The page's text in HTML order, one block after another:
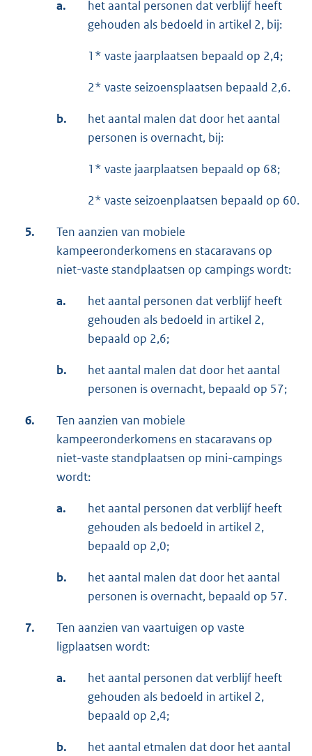
a.
het aantal personen dat verblijf heeft
gehouden als bedoeld in artikel 2, bij:
1* vaste jaarplaatsen bepaald op 2,4;
2* vaste seizoensplaatsen bepaald 2,6.
b.
het aantal malen dat door het aantal
personen is overnacht, bij:
1* vaste jaarplaatsen bepaald op 68;
2* vaste seizoenplaatsen bepaald op 60.
5.
Ten aanzien van mobiele
kampeeronderkomens en stacaravans op
niet-vaste standplaatsen op campings wordt:
a.
het aantal personen dat verblijf heeft
gehouden als bedoeld in artikel 2,
bepaald op 2,6;
b.
het aantal malen dat door het aantal
personen is overnacht, bepaald op 57;
6.
Ten aanzien van mobiele
kampeeronderkomens en stacaravans op
niet-vaste standplaatsen op mini-campings
wordt:
a.
het aantal personen dat verblijf heeft
gehouden als bedoeld in artikel 2,
bepaald op 2,0;
b.
het aantal malen dat door het aantal
personen is overnacht, bepaald op 57.
7.
Ten aanzien van vaartuigen op vaste
ligplaatsen wordt:
a.
het aantal personen dat verblijf heeft
gehouden als bedoeld in artikel 2,
bepaald op 2,4;
b.
het aantal etmalen dat door het aantal